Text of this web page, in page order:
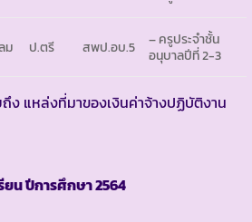
ม ป.ตรี สพป.อบ.5
– ครูประจำชั้น
อนุบาลปีที่ 2-3
ง แหล่งที่มาของเงินค่าจ้างปฏิบัติงาน
ยน ปีการศึกษา2564